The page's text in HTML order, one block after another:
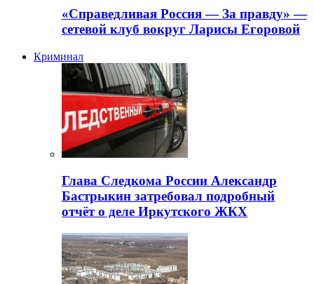
«Справедливая Россия — За правду» —
сетевой клуб вокруг Ларисы Егоровой
Криминал
Глава Следкома России Александр
Бастрыкин затребовал подробный
отчёт о деле Иркутского ЖКХ